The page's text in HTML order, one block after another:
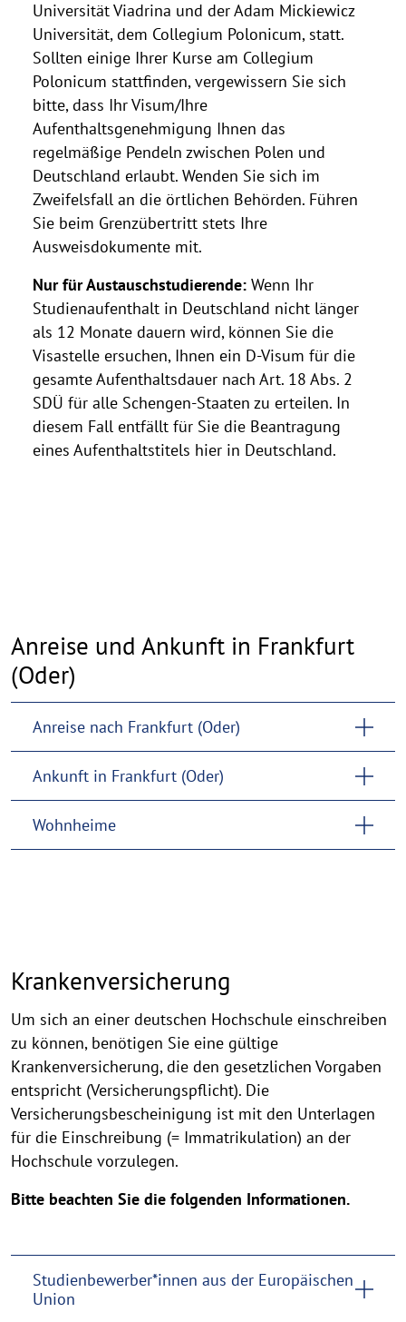
Universität Viadrina und der Adam Mickiewicz
Universität, dem Collegium Polonicum, statt.
Sollten einige Ihrer Kurse am Collegium
Polonicum stattfinden, vergewissern Sie sich
bitte, dass Ihr Visum/Ihre
Aufenthaltsgenehmigung Ihnen das
regelmäßige Pendeln zwischen Polen und
Deutschland erlaubt. Wenden Sie sich im
Zweifelsfall an die örtlichen Behörden. Führen
Sie beim Grenzübertritt stets Ihre
Ausweisdokumente mit.
Nur für Austauschstudierende: Wenn Ihr
Studienaufenthalt in Deutschland nicht länger
als 12 Monate dauern wird, können Sie die
Visastelle ersuchen, Ihnen ein D-Visum für die
gesamte Aufenthaltsdauer nach Art. 18 Abs. 2
SDÜ für alle Schengen-Staaten zu erteilen. In
diesem Fall entfällt für Sie die Beantragung
eines Aufenthaltstitels hier in Deutschland.
Anreise und Ankunft in Frankfurt
(Oder)
Anreise nach Frankfurt (Oder)
Ankunft in Frankfurt (Oder)
Wohnheime
Krankenversicherung
Um sich an einer deutschen Hochschule einschreiben
zu können, benötigen Sie eine gültige
Krankenversicherung, die den gesetzlichen Vorgaben
entspricht (Versicherungspflicht). Die
Versicherungsbescheinigung ist mit den Unterlagen
für die Einschreibung (= Immatrikulation) an der
Hochschule vorzulegen.
Bitte beachten Sie die folgenden Informationen.
Studienbewerber*innen aus der Europäischen
Union